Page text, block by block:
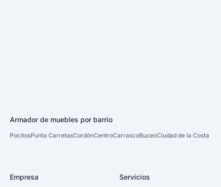
Armador de muebles por barrio
PocitosPunta CarretasCordónCentroCarrascoBuceoCiudad de la Costa
Empresa
Servicios